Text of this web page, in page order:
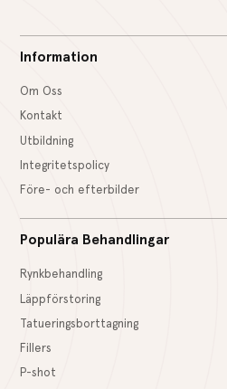
Information
Om Oss
Kontakt
Utbildning
Integritetspolicy
Före- och efterbilder
Populära Behandlingar
Rynkbehandling
Läppförstoring
Tatueringsborttagning
Fillers
P-shot